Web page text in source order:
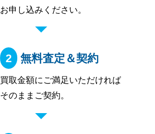
お申し込みください。
無料査定＆契約
買取金額にご満足いただければ
そのままご契約。